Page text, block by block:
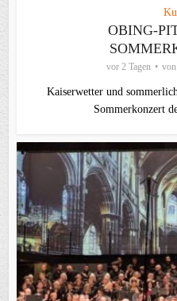
OBING-
vor 2 Tagen von
Kaiserwetter und
Sommerkonzert